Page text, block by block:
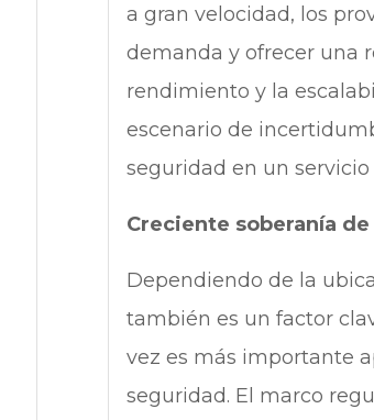
a gran velocidad, los
demanda y ofrecer una
rendimiento y la
escenario de
seguridad en un
Creciente soberanía
Dependiendo de la
también es un factor
vez es más importante
seguridad. El marco